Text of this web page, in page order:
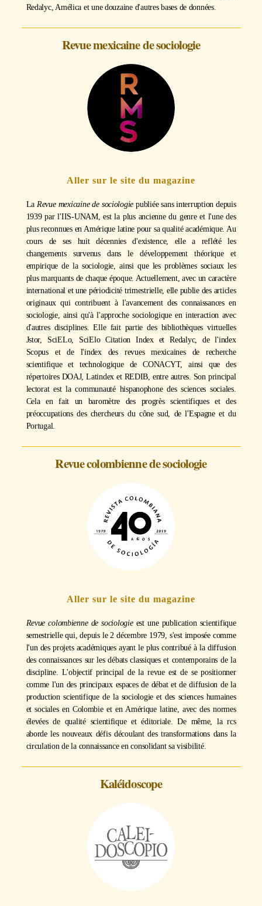
Redalyc, Amélica et une douzaine d'autres bases de données.
Revue mexicaine de sociologie
Aller sur le site du magazine
LaRevue mexicaine de sociologie publiée sans interruption depuis
1939 par l'IIS-UNAM, est la plus ancienne du genre et l'une des
plus reconnues en Amérique latine pour sa qualité académique. Au
cours de ses huit décennies d'existence, elle a reflété les
changements survenus dans le développement théorique et
empirique de la sociologie, ainsi que les problèmes sociaux les
plus marquants de chaque époque. Actuellement, avec un caractère
international et une périodicité trimestrielle, elle publie des articles
originaux qui contribuent à l'avancement des connaissances en
sociologie, ainsi qu'à l'approche sociologique en interaction avec
d'autres disciplines. Elle fait partie des bibliothèques virtuelles
Jstor, SciELo, SciElo Citation Index et Redalyc, de l'index
Scopus et de l'index des revues mexicaines de recherche
scientifique et technologique de CONACYT, ainsi que des
répertoires DOAJ, Latindex et REDIB, entre autres. Son principal
lectorat est la communauté hispanophone des sciences sociales.
Cela en fait un baromètre des progrès scientifiques et des
préoccupations des chercheurs du cône sud, de l'Espagne et du
Portugal.
Revue colombienne de sociologie
Aller sur le site du magazine
Revue colombienne de sociologieest une publication scientifique
semestrielle qui, depuis le 2 décembre 1979, s'est imposée comme
l'un des projets académiques ayant le plus contribué à la diffusion
des connaissances sur les débats classiques et contemporains de la
discipline. L'objectif principal de la revue est de se positionner
comme l'un des principaux espaces de débat et de diffusion de la
production scientifique de la sociologie et des sciences humaines
et sociales en Colombie et en Amérique latine, avec des normes
élevées de qualité scientifique et éditoriale. De même, la rcs
aborde les nouveaux défis découlant des transformations dans la
circulation de la connaissance en consolidant sa visibilité.
Kaléidoscope